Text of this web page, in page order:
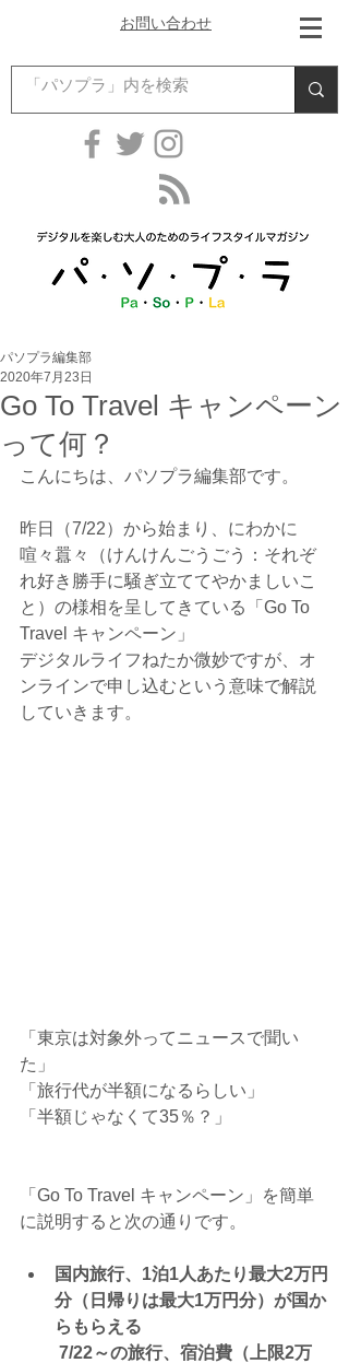
お問い合わせ
Go To Travel キャンペーン
って何？
パソプラ編集部
2020年7月23日
こんにちは、パソプラ編集部です。
昨日（7/22）から始まり、にわかに
喧々囂々（けんけんごうごう：それぞ
れ好き勝手に騒ぎ立ててやかましいこ
と）の様相を呈してきている「Go To
Travel キャンペーン」
デジタルライフねたか微妙ですが、オ
ンラインで申し込むという意味で解説
していきます。
「東京は対象外ってニュースで聞い
た」
「旅行代が半額になるらしい」
「半額じゃなくて35％？」
「Go To Travel キャンペーン」を簡単
に説明すると次の通りです。
国内旅行、1泊1人あたり最大2万円
分（日帰りは最大1万円分）が国か
らもらえる
7/22～の旅行、宿泊費（上限2万